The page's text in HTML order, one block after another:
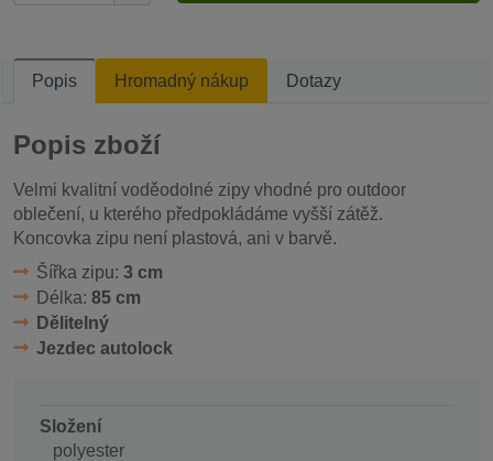
Popis Hromadný nákup Dotazy
Popis zboží
Velmi kvalitní voděodolné zipy vhodné pro outdoor
oblečení, u kterého předpokládáme vyšší zátěž.
Koncovka zipu není plastová, ani v barvě.
Šířka zipu: 3 cm
Délka: 85 cm
Dělitelný
Jezdec autolock
Složení
polyester